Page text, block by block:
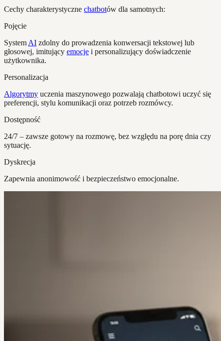
Cechy charakterystyczne chatbotów dla samotnych:
Pojęcie
System AI zdolny do prowadzenia konwersacji tekstowej lub
głosowej, imitujący emocje i personalizujący doświadczenie
użytkownika.
Personalizacja
Algorytmy uczenia maszynowego pozwalają chatbotowi uczyć się
preferencji, stylu komunikacji oraz potrzeb rozmówcy.
Dostępność
24/7 – zawsze gotowy na rozmowę, bez względu na porę dnia czy
sytuację.
Dyskrecja
Zapewnia anonimowość i bezpieczeństwo emocjonalne.